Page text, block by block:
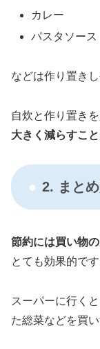
カレー
パスタソース
などは作り置き
自炊と作り置き
大きく減らすこ
2. まと
節約には買い物
とても効果的です
スーパーに行く
た総菜などを買